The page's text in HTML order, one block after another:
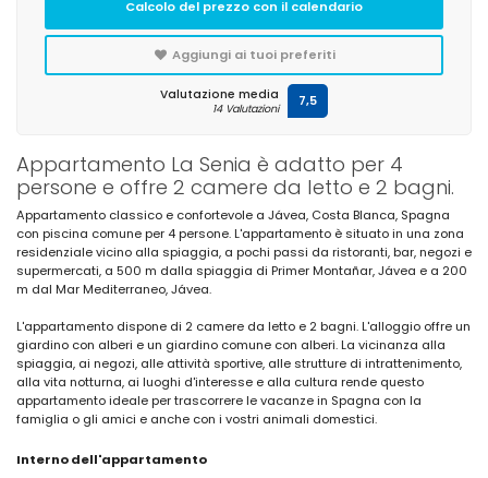
Appartamento La Senia è adatto per 4
persone e offre 2 camere da letto e 2 bagni.
Appartamento classico e confortevole a Jávea, Costa Blanca, Spagna
con piscina comune per 4 persone. L'appartamento è situato in una zona
residenziale vicino alla spiaggia, a pochi passi da ristoranti, bar, negozi e
supermercati, a 500 m dalla spiaggia di Primer Montañar, Jávea e a 200
m dal Mar Mediterraneo, Jávea.
L'appartamento dispone di 2 camere da letto e 2 bagni. L'alloggio offre un
giardino con alberi e un giardino comune con alberi. La vicinanza alla
spiaggia, ai negozi, alle attività sportive, alle strutture di intrattenimento,
alla vita notturna, ai luoghi d'interesse e alla cultura rende questo
appartamento ideale per trascorrere le vacanze in Spagna con la
famiglia o gli amici e anche con i vostri animali domestici.
Interno dell'appartamento
Calcolo del prezzo con il calendario
Aggiungi ai tuoi preferiti
Valutazione media
14 Valutazioni 7,5